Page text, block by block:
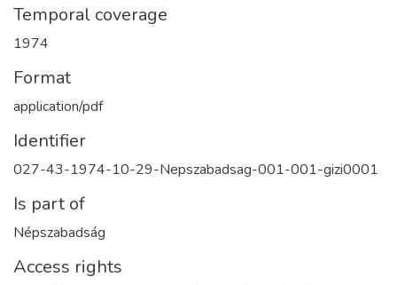
Temporal coverage
1974
Format
application/pdf
Identifier
027-43-1974-10-29-Nepszabadsag-001-001-gizi0001
Is part of
Népszabadság
Access rights